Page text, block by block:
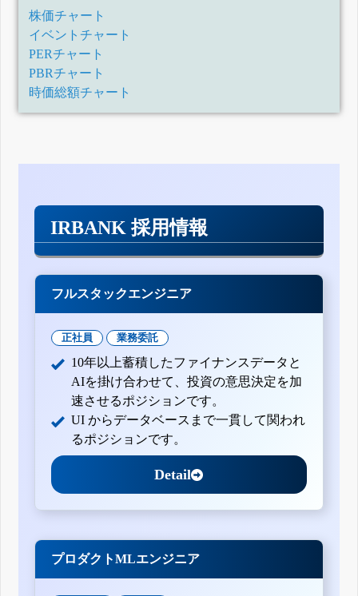
株価チャート
イベントチャート
PERチャート
PBRチャート
時価総額チャート
IRBANK 採用情報
フルスタックエンジニア
正社員 業務委託
10年以上蓄積したファイナンスデータと
AIを掛け合わせて、投資の意思決定を加
速させるポジションです。
UI からデータベースまで一貫して関われ
るポジションです。
Detail
プロダクトMLエンジニア